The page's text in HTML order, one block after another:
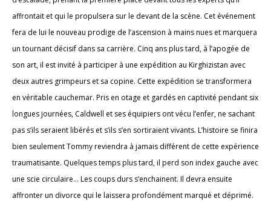
affrontait et qui le propulsera sur le devant de la scène. Cet événement
fera de lui le nouveau prodige de l’ascension à mains nues et marquera
un tournant décisif dans sa carrière. Cinq ans plus tard, à l’apogée de
son art, il est invité à participer à une expédition au Kirghizistan avec
deux autres grimpeurs et sa copine. Cette expédition se transformera
en véritable cauchemar. Pris en otage et gardés en captivité pendant six
longues journées, Caldwell et ses équipiers ont vécu l’enfer, ne sachant
pas s’ils seraient libérés et s’ils s’en sortiraient vivants. L’histoire se finira
bien seulement Tommy reviendra à jamais différent de cette expérience
traumatisante. Quelques temps plus tard, il perd son index gauche avec
une scie circulaire… Les coups durs s’enchainent. Il devra ensuite
affronter un divorce qui le laissera profondément marqué et déprimé.